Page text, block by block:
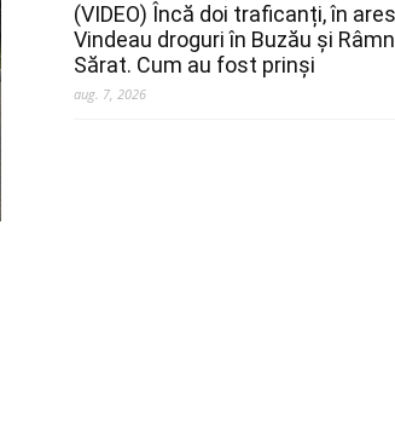
(VIDEO) Încă doi traficanți, în
Vindeau droguri în Buzău și
Sărat. Cum au fost prinși
aug. 7, 2026